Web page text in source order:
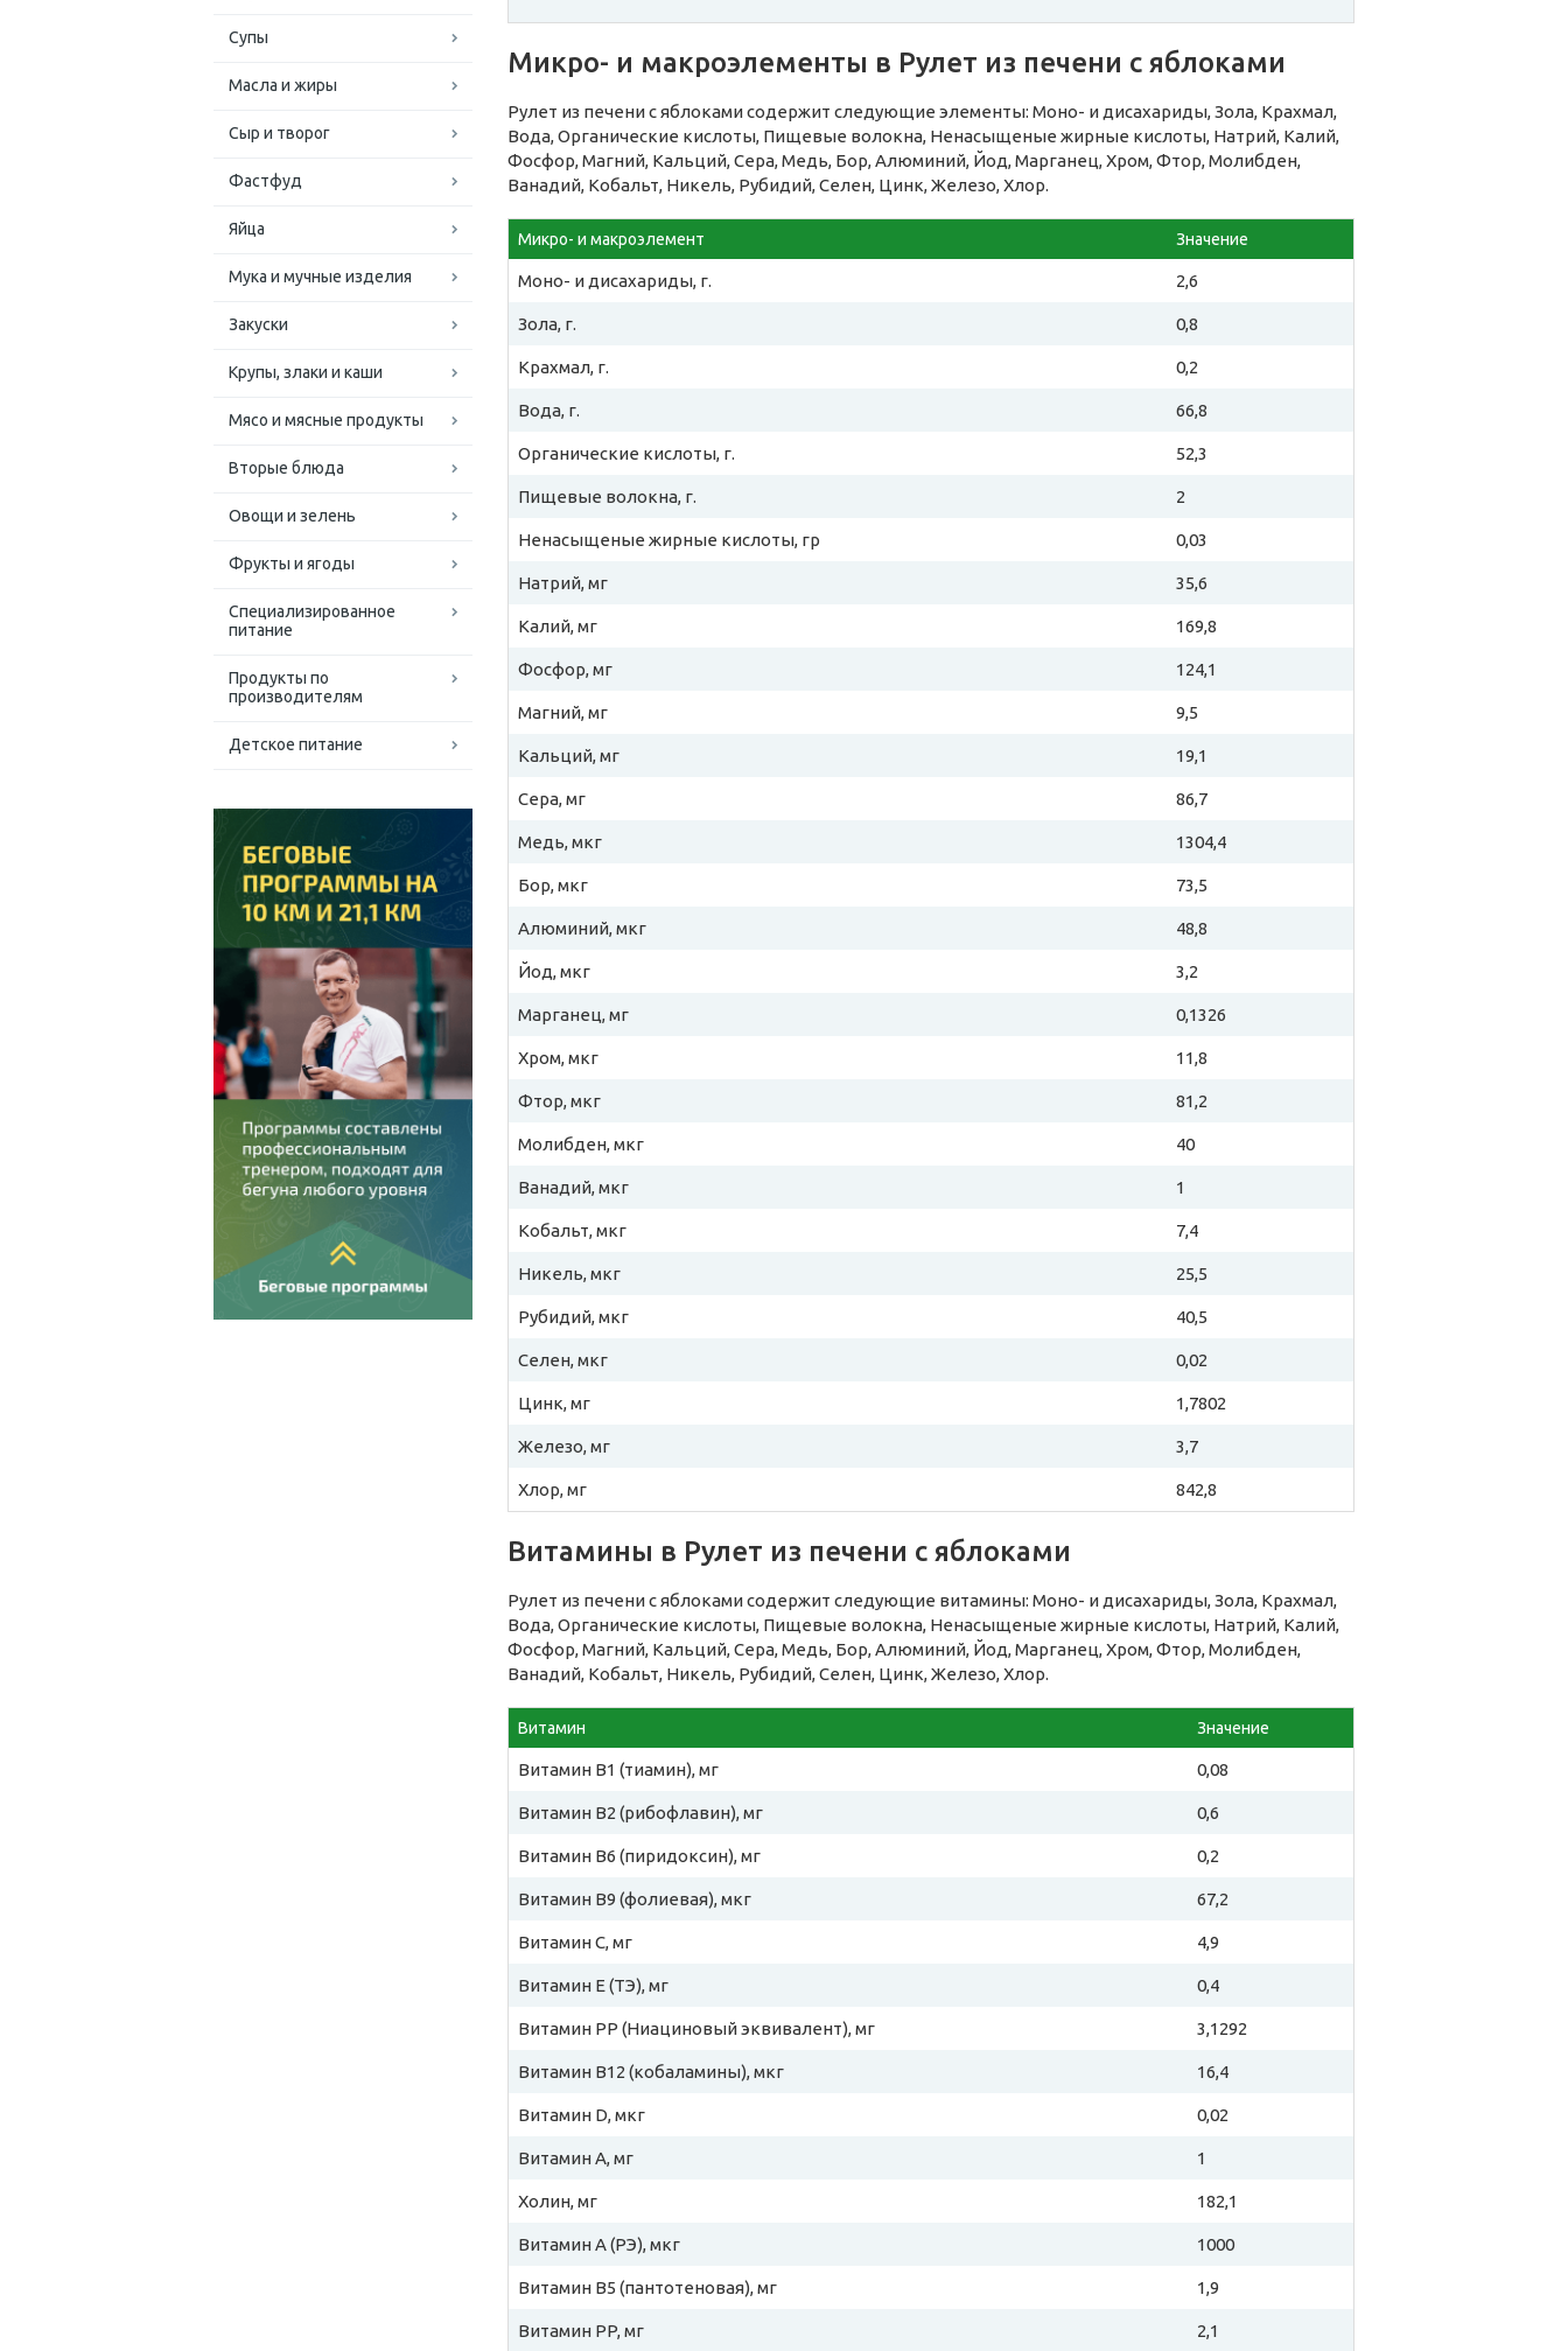
Супы
Масла и жиры
Сыр и творог
Фастфуд
Яйца
Мука и мучные изделия
Закуски
Крупы, злаки и каши
Мясо и мясные продукты
Вторые блюда
Овощи и зелень
Фрукты и ягоды
Специализированное
питание
Продукты по
производителям
Детское питание
Микро- и макроэлементы в Рулет из печени с яблоками
Рулет из печени с яблоками содержит следующие элементы: Моно- и дисахариды, Зола, Крахмал,
Вода, Органические кислоты, Пищевые волокна, Ненасыщеные жирные кислоты, Натрий, Калий,
Фосфор, Магний, Кальций, Сера, Медь, Бор, Алюминий, Йод, Марганец, Хром, Фтор, Молибден,
Ванадий, Кобальт, Никель, Рубидий, Селен, Цинк, Железо, Хлор.
Микро- и макроэлемент Значение
Моно- и дисахариды, г. 2,6
Зола, г. 0,8
Крахмал, г. 0,2
Вода, г. 66,8
Органические кислоты, г. 52,3
Пищевые волокна, г. 2
Ненасыщеные жирные кислоты, гр 0,03
Натрий, мг 35,6
Калий, мг 169,8
Фосфор, мг 124,1
Магний, мг 9,5
Кальций, мг 19,1
Сера, мг 86,7
Медь, мкг 1304,4
Бор, мкг 73,5
Алюминий, мкг 48,8
Йод, мкг 3,2
Марганец, мг 0,1326
Хром, мкг 11,8
Фтор, мкг 81,2
Молибден, мкг 40
Ванадий, мкг 1
Кобальт, мкг 7,4
Никель, мкг 25,5
Рубидий, мкг 40,5
Селен, мкг 0,02
Цинк, мг 1,7802
Железо, мг 3,7
Хлор, мг 842,8
Витамины в Рулет из печени с яблоками
Рулет из печени с яблоками содержит следующие витамины: Моно- и дисахариды, Зола, Крахмал,
Вода, Органические кислоты, Пищевые волокна, Ненасыщеные жирные кислоты, Натрий, Калий,
Фосфор, Магний, Кальций, Сера, Медь, Бор, Алюминий, Йод, Марганец, Хром, Фтор, Молибден,
Ванадий, Кобальт, Никель, Рубидий, Селен, Цинк, Железо, Хлор.
Витамин Значение
Витамин B1 (тиамин), мг 0,08
Витамин B2 (рибофлавин), мг 0,6
Витамин B6 (пиридоксин), мг 0,2
Витамин B9 (фолиевая), мкг 67,2
Витамин C, мг 4,9
Витамин E (ТЭ), мг 0,4
Витамин PP (Ниациновый эквивалент), мг 3,1292
Витамин B12 (кобаламины), мкг 16,4
Витамин D, мкг 0,02
Витамин A, мг 1
Холин, мг 182,1
Витамин A (РЭ), мкг 1000
Витамин B5 (пантотеновая), мг 1,9
Витамин PP, мг 2,1